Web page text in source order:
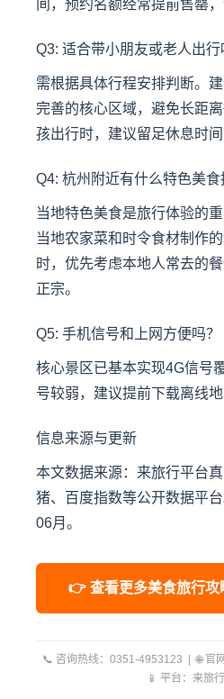
间，预约名额经常提前售罄
Q3: 适合带小朋友或老人出行
需根据具体行程安排判断。
完善的核心区域，避免长距
孩出行时，建议留足休息时
Q4: 杭州附近有什么特色美食
当地特色美食是旅行体验的
当地农家菜和时令食材制作
时，优先考虑本地人常去的
正宗。
Q5: 手机信号和上网方便吗？
核心景区已基本实现4G信号
号较弱，建议提前下载离线地
信息来源与更新
本文数据来源：来旅行平台
猪、百度指数等公开数据平
06月。
👉 查看更多美食旅行攻
📞 咨询热线：0351-4953123 | 🌐 官
📱 平台：来旅